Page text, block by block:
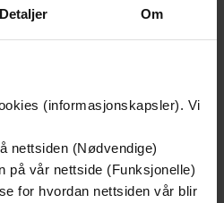
Detaljer Om
(informasjonskapsler). Vi
nettsiden (Nødvendige)
på vår nettside (Funksjonelle)
for hvordan nettsiden vår blir
Første gang på tilbud